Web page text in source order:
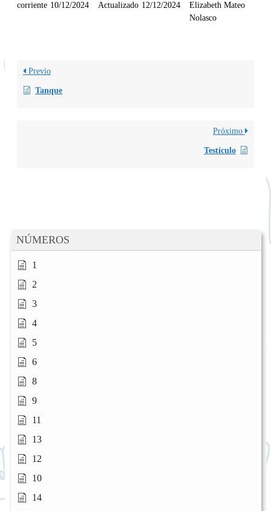
NÚMEROS
1
2
3
4
5
6
8
9
11
13
12
10
14
corriente 10/12/2024 Actualizado 12/12/2024
Elizabeth Mateo
Nolasco
Previo
Tanque
Próximo
Testículo